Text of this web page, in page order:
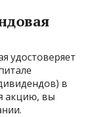
удостоверяет
в
акцию, вы